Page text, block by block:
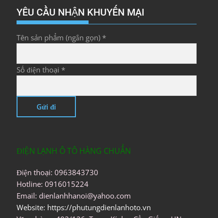
YÊU CẦU NHẬN KHUYẾN MẠI
Tên sản phẩm (ngắn gọn) *
Số điện thoại *
ĐIỆN LẠNH Ô TÔ HÀNG CHUẨN
Điện thoại: 0963843730
Hotline: 0916015224
Email: dienlanhhanoi@yahoo.com
Website: https://phutungdienlanhoto.vn